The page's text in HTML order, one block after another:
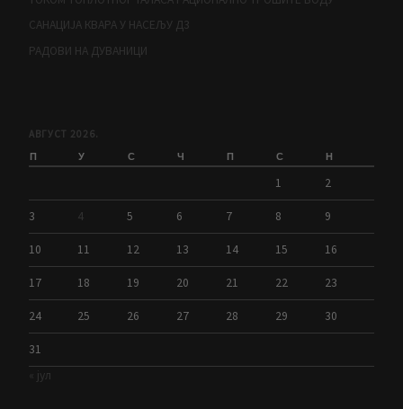
САНАЦИЈА КВАРА У НАСЕЉУ Д3
РАДОВИ НА ДУВАНИЦИ
АВГУСТ 2026.
П У С Ч П С Н
1 2
3 4 5 6 7 8 9
10 11 12 13 14 15 16
17 18 19 20 21 22 23
24 25 26 27 28 29 30
31
« јул